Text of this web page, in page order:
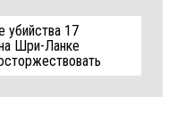
убийства 17
Шри-Ланке